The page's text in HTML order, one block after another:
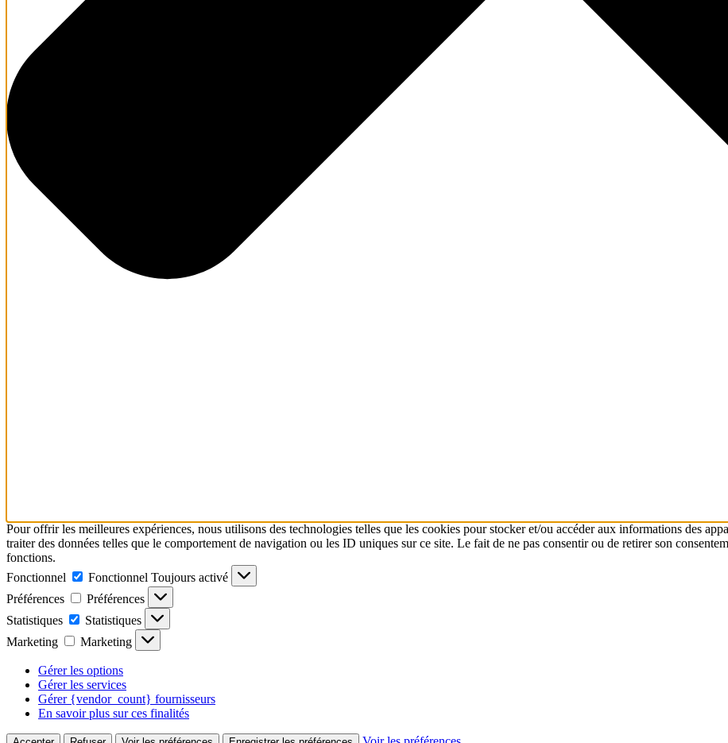
Pour offrir les meilleures expériences, nous utilisons des technologies telles que les cookies pour stocker et/ou accéder aux informations des
traiter des données telles que le comportement de navigation ou les ID uniques sur ce site. Le fait de ne pas consentir ou de retirer son
fonctions.
Fonctionnel
Fonctionnel Toujours activé
Préférences
Préférences
Statistiques
Statistiques
Marketing
Marketing
Gérer les options
Gérer les services
Gérer {vendor_count} fournisseurs
En savoir plus sur ces finalités